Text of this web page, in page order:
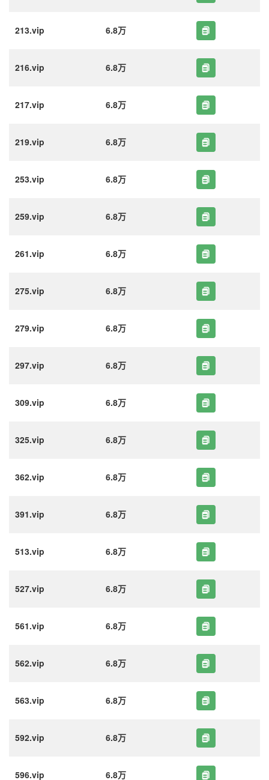
213.vip 6.8万
216.vip 6.8万
217.vip 6.8万
219.vip 6.8万
253.vip 6.8万
259.vip 6.8万
261.vip 6.8万
275.vip 6.8万
279.vip 6.8万
297.vip 6.8万
309.vip 6.8万
325.vip 6.8万
362.vip 6.8万
391.vip 6.8万
513.vip 6.8万
527.vip 6.8万
561.vip 6.8万
562.vip 6.8万
563.vip 6.8万
592.vip 6.8万
596.vip 6.8万